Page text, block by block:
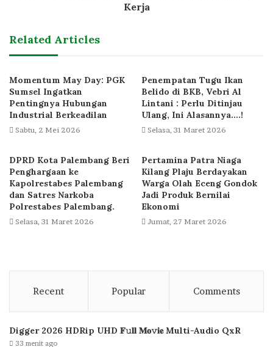
Kerja
Related Articles
Momentum May Day: PGK
Sumsel Ingatkan
Pentingnya Hubungan
Industrial Berkeadilan
Sabtu, 2 Mei 2026
Penempatan Tugu Ikan
Belido di BKB, Vebri Al
Lintani : Perlu Ditinjau
Ulang, Ini Alasannya….!
Selasa, 31 Maret 2026
DPRD Kota Palembang Beri
Penghargaan ke
Kapolrestabes Palembang
dan Satres Narkoba
Polrestabes Palembang.
Selasa, 31 Maret 2026
Pertamina Patra Niaga
Kilang Plaju Berdayakan
Warga Olah Eceng Gondok
Jadi Produk Bernilai
Ekonomi
Jumat, 27 Maret 2026
Recent Popular Comments
Digger 2026 HDRip UHD 𝐅𝚞𝐥𝐥 𝐌𝐨𝚟𝐢𝐞 Multi-Audio QxR
33 menit ago